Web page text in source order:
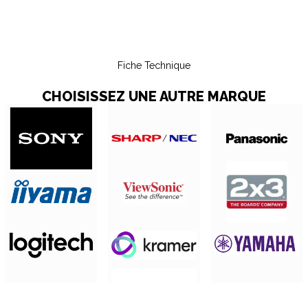
Fiche Technique
CHOISISSEZ UNE AUTRE MARQUE